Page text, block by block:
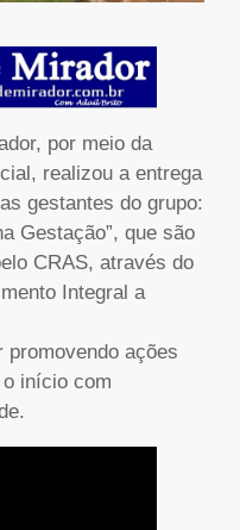
por meio da
realizou a entrega
gestantes do grupo:
Gestação”, que são
CRAS, através do
Integral a
ações
início com